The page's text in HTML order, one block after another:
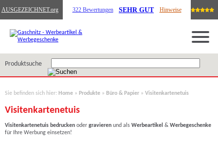
AUSGEZEICHNET.org 322 Bewertungen SEHR GUT Hinweise
Produktsuche
Sie befinden sich hier: Home » Produkte » Büro & Papier » Visitenkartenetuis
Visitenkartenetuis
Visitenkartenetuis bedrucken oder gravieren und als Werbeartikel & Werbegeschenke
für Ihre Werbung einsetzen!